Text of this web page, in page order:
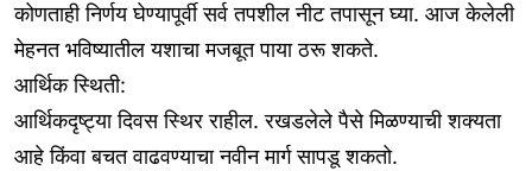
कोणताही निर्णय घेण्यापूर्वी सर्व तपशील नीट तपासून घ्या. आज केलेली
मेहनत भविष्यातील यशाचा मजबूत पाया ठरू शकते.
आर्थिक स्थिती:
आर्थिकदृष्ट्या दिवस स्थिर राहील. रखडलेले पैसे मिळण्याची शक्यता
आहे किंवा बचत वाढवण्याचा नवीन मार्ग सापडू शकतो.